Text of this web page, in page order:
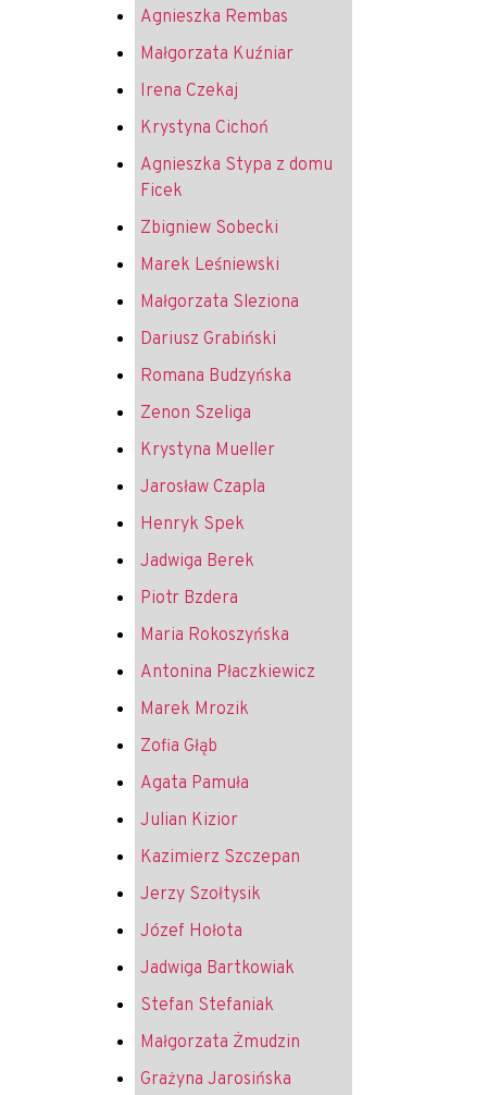
Agnieszka Rembas
Małgorzata Kuźniar
Irena Czekaj
Krystyna Cichoń
Agnieszka Stypa z domu
Ficek
Zbigniew Sobecki
Marek Leśniewski
Małgorzata Sleziona
Dariusz Grabiński
Romana Budzyńska
Zenon Szeliga
Krystyna Mueller
Jarosław Czapla
Henryk Spek
Jadwiga Berek
Piotr Bzdera
Maria Rokoszyńska
Antonina Płaczkiewicz
Marek Mrozik
Zofia Głąb
Agata Pamuła
Julian Kizior
Kazimierz Szczepan
Jerzy Szołtysik
Józef Hołota
Jadwiga Bartkowiak
Stefan Stefaniak
Małgorzata Żmudzin
Grażyna Jarosińska